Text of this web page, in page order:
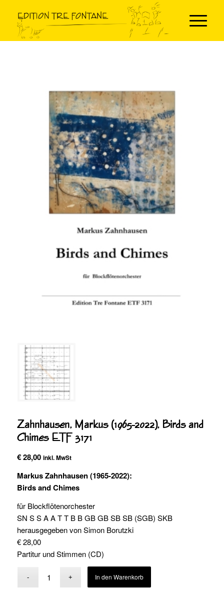
Zahnhausen, Markus (1965-2022), Birds and
Chimes ETF 3171
€28,00 inkl. MwSt
Markus Zahnhausen (1965-2022):
Birds and Chimes
für Blockflötenorchester
SN S S A A T T B B GB GB SB SB (SGB) SKB
herausgegeben von Simon Borutzki
€ 28,00
Partitur und Stimmen (CD)
In den Warenkorb